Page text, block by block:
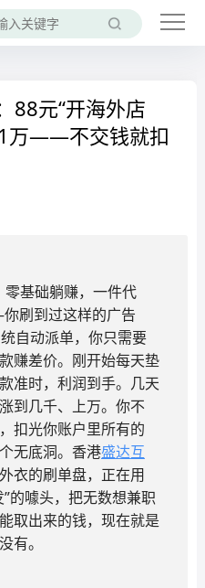
88元“开海外店
万——不交钱就扣
零基础躺赚，一件代
刷到过这样的广告
自动派单，你只需要
赚差价。刚开始每天垫
准时，利润到手。几天
到几千、上万。你不
扣光你账户里所有的
无底洞。香港盛达互
衣的刷单盘，正在用
的噱头，把无数想兼职
取出来的钱，现在就是
有。